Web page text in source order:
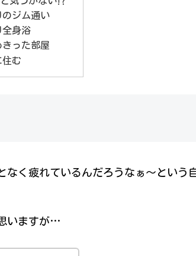
のジム通い
全身浴
きった部屋
住む
なく疲れているんだろうなぁ～という
いますが…